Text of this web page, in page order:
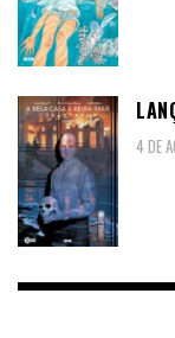
4 DE